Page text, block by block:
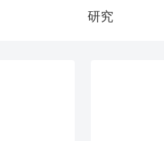
研究